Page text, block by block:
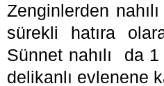
Zenginlerden
sürekli hatıra
Sünnet nahılı da
delikanlı evlenene